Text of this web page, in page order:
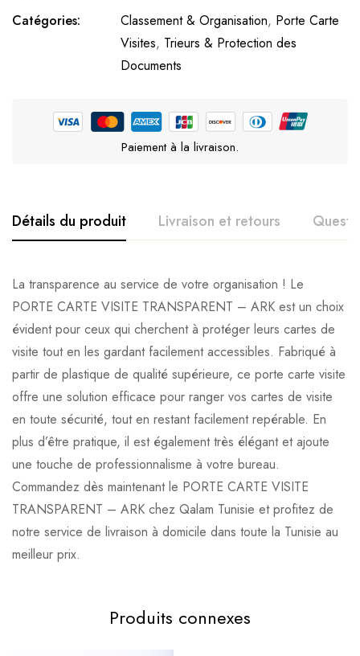
Catégories:
Classement & Organisation, Porte Carte
Visites, Trieurs & Protection des
Documents
Paiement à la livraison.
Détails du produit Livraison et retours
La transparence au service de votre organisation ! Le
PORTE CARTE VISITE TRANSPARENT – ARK est un choix
évident pour ceux qui cherchent à protéger leurs cartes de
visite tout en les gardant facilement accessibles. Fabriqué à
partir de plastique de qualité supérieure, ce porte carte visite
offre une solution efficace pour ranger vos cartes de visite
en toute sécurité, tout en restant facilement repérable. En
plus d’être pratique, il est également très élégant et ajoute
une touche de professionnalisme à votre bureau.
Commandez dès maintenant le PORTE CARTE VISITE
TRANSPARENT – ARK chez Qalam Tunisie et profitez de
notre service de livraison à domicile dans toute la Tunisie au
meilleur prix.
Produits connexes